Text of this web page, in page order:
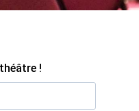
!